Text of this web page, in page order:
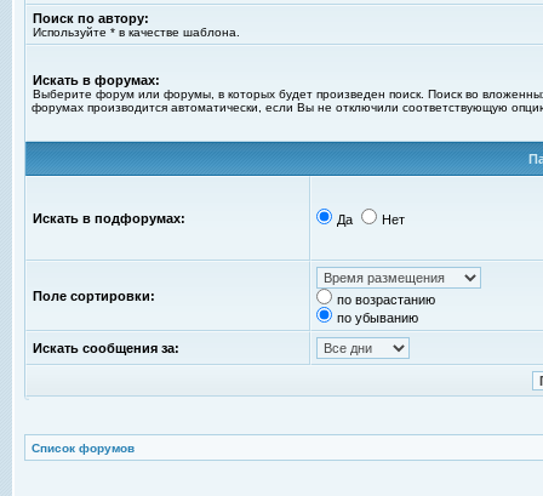
Поиск по автору:
Используйте * в качестве шаблона.
Искать в форумах:
Выберите форум или форумы, в которых будет произведен поиск. Поиск во
форумах производится автоматически, если Вы не отключили соответствующую
Искать в подфорумах: Да Нет
Поле сортировки:
по возрастанию
по убыванию
Искать сообщения за:
Список форумов